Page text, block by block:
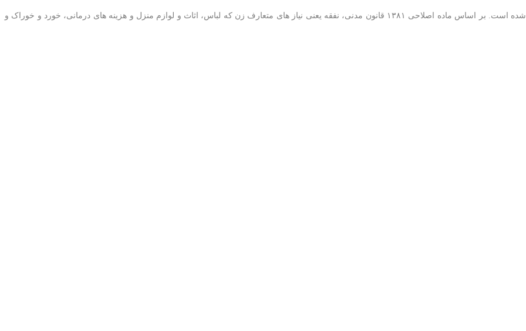
نفقه چیست؟ نفقه در معنای لغت یعنی مایحتاج، روزی، خرج و هزینه تعریف شده است. بر اساس ماده اصلاحی ۱۳۸۱ قانون مدنی، نفقه یعنی نیاز های متعارف زن که لباس، اثاث و لوازم منزل و هزینه های درمانی، خورد و خوراک و